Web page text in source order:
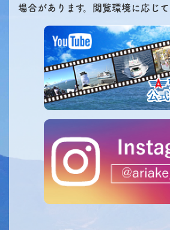
場合があります。閲覧環境に応じ